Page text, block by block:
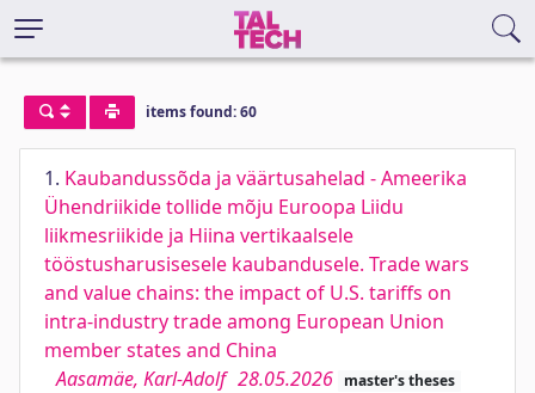
items found: 60
1. Kaubandussõda ja väärtusahelad - Ameerika
Ühendriikide tollide mõju Euroopa Liidu
liikmesriikide ja Hiina vertikaalsele
tööstusharusisesele kaubandusele. Trade wars
and value chains: the impact of U.S. tariffs on
intra-industry trade among European Union
member states and China
Aasamäe, Karl-Adolf 28.05.2026 master's theses